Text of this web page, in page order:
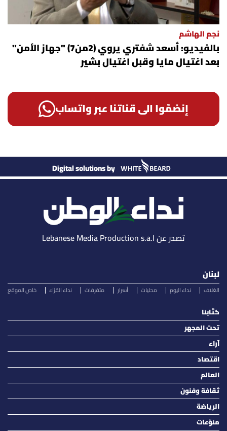
نجم الهاشم
بالفيديو: أسعد شفتري يروي (2من7) "جهاز الأمن"
بعد اغتيال مايا وقبل اغتيال بشير
إنضمّوا الى قناتنا عبر واتساب
Digital solutions by
تصدر عن Lebanese Media Production s.a.l
لبنان
الغلاف نداء اليوم محليات أسرار متفرقات نداء القرّاء خاص الموقع
كتّابنا
تحت المجهر
آراء
اقتصاد
العالم
ثقافة وفنون
الرياضة
منوّعات